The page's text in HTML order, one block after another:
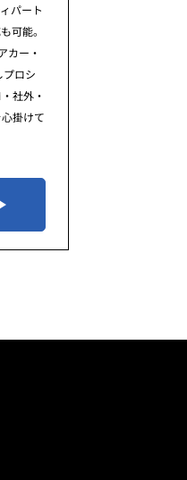
パート
可能。
カー・
ロシ
社外・
掛けて